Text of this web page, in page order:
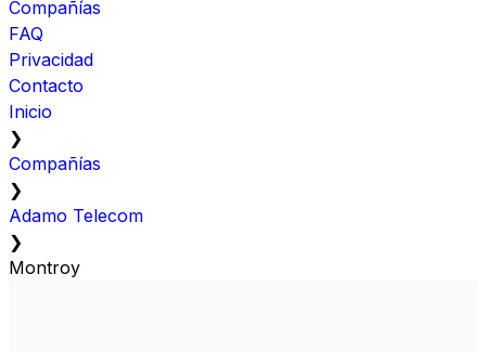
Compañías
FAQ
Privacidad
Contacto
Inicio
❯
Compañías
❯
Adamo Telecom
❯
Montroy